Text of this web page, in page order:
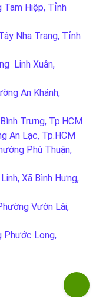
Tam Hiệp, Tỉnh
Nha Trang, Tỉnh
Linh Xuân,
An Khánh,
Trưng, Tp.HCM
An Lạc, Tp.HCM
Phú Thuận,
Xã Bình Hưng,
Vườn Lài,
Phước Long,